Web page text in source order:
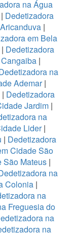
na Água
| Dedetizadora
|
em Bela
Dedetizadora
|
na
Ademar|
| Dedetizadora
Jardim|
na
Lider|
| Dedetizadora
Cidade São
São Mateus |
na
Colonia |
na
Freguesia do
na
na